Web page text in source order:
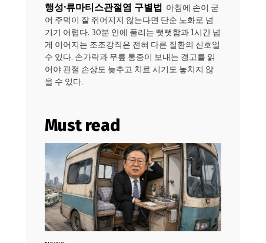
행성·류마티스관절염 구별법 아침에 손이 굳
어 주먹이 잘 쥐어지지 않는다면 단순 노화로 넘
기기 어렵다. 30분 안에 풀리는 뻣뻣함과 1시간 넘
게 이어지는 조조강직은 전혀 다른 질환의 신호일
수 있다. 손가락과 무릎 통증이 보내는 경고를 읽
어야 관절 손상도 늦추고 치료 시기도 놓치지 않
을 수 있다.
Must read